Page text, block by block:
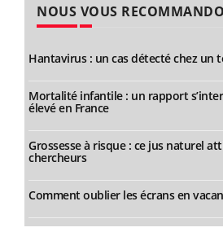
NOUS VOUS
Hantavirus : un cas détecté chez un
Mortalité infantile : un rapport
élevé en France
Grossesse à risque : ce jus naturel
chercheurs
Comment oublier les écrans en